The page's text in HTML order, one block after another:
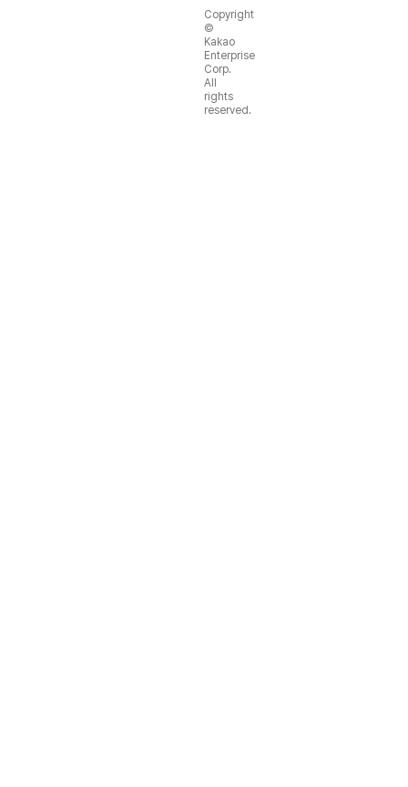
Copyright
©
Kakao
Enterprise
Corp.
All
rights
reserved.